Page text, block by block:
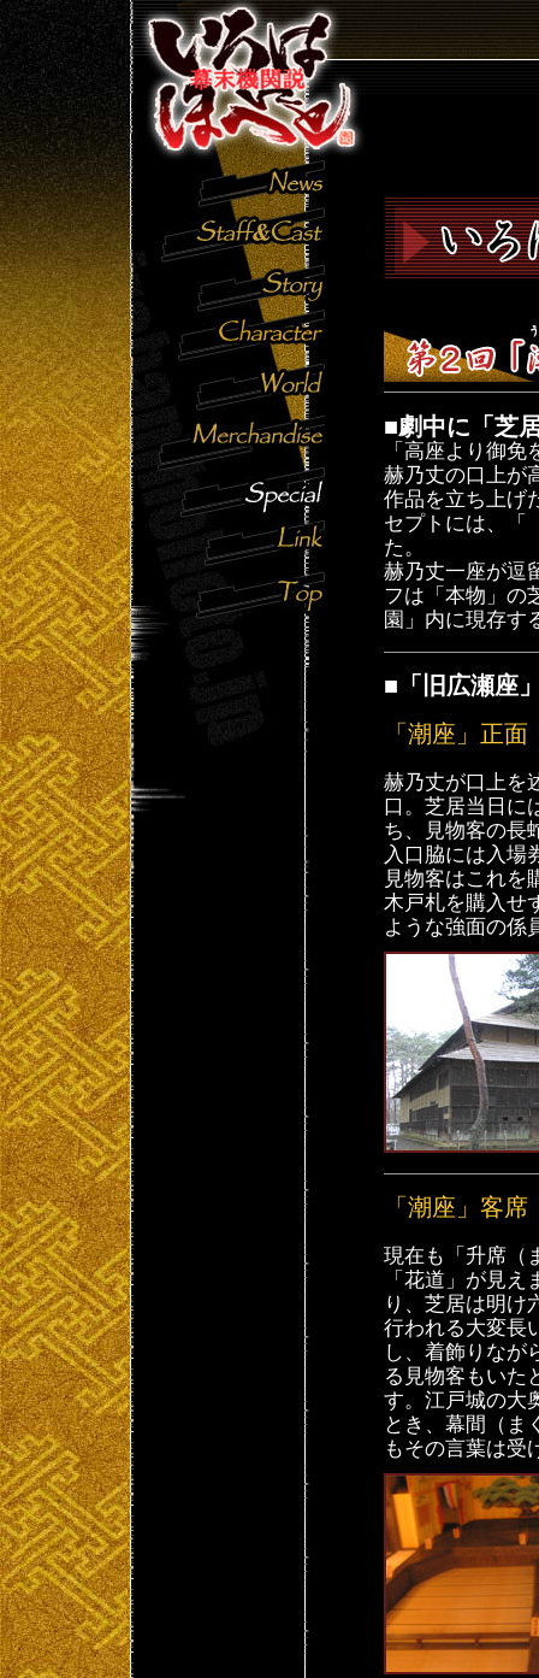
■劇中に「芝
「高座より御
赫乃丈の口上が
作品を立ち上げ
セプトには、「
た。
赫乃丈一座が逗
フは「本物」の
園」内に現存す
■「旧広瀬座
「潮座」正面
赫乃丈が口上を
口。芝居当日に
ち、見物客の長
入口脇には入場
見物客はこれを
木戸札を購入せ
ような強面の係
「潮座」客席
現在も「升席（
「花道」が見
り、芝居は明け
行われる大変長
し、着飾りなが
る見物客もいた
す。江戸城の大
とき、幕間（ま
もその言葉は受